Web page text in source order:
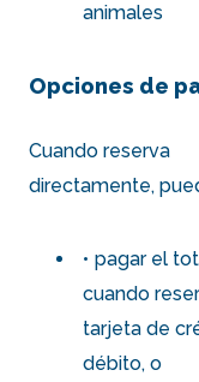
animales
Opciones de
Cuando reserva
directamente,
pagar el
cuando
tarjeta de
débito, o